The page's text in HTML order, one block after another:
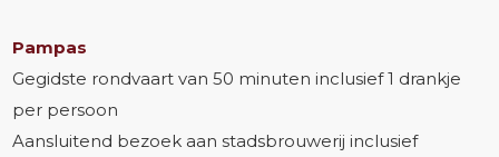
Pampas
Gegidste rondvaart van 50 minuten inclusief 1 drankje
per persoon
Aansluitend bezoek aan stadsbrouwerij inclusief